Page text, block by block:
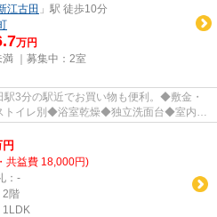
江古田 」駅 徒歩10分
万円
｜募集中： 2室
3分の駅近でお買い物も便利。◆敷金・
イレ別◆浴室乾燥◆独立洗面台◆室内洗
ッ...
円
共益費 18,000円)
：-
2階
1LDK